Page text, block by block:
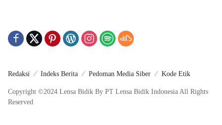
Redaksi Indeks Berita Pedoman Media Siber Kode Etik
Copyright ©2024 Lensa Bidik By PT Lensa Bidik Indonesia All Rights
Reserved